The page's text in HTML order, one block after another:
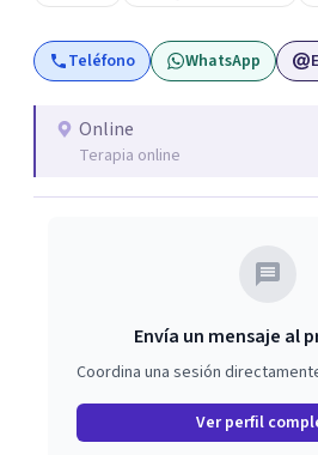
emocional en la atención a niños/
adultos. Este trabajo incluye
Teléfono WhatsApp
Online
Terapia online
Envía un mensaje al
Coordina una sesión
Ver perfil